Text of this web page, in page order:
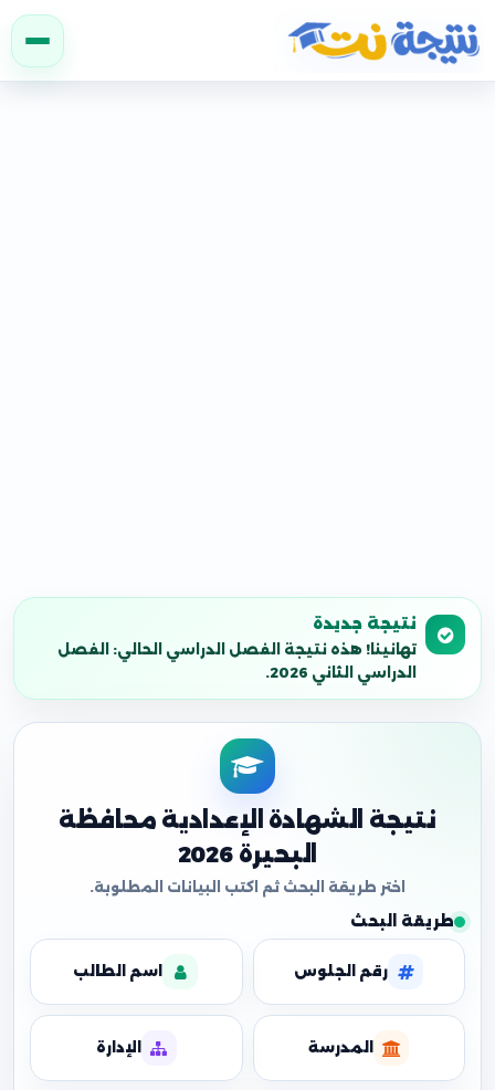
نتيجة نت
نتيجة جديدة
تهانينا! هذه نتيجة الفصل الدراسي الحالي: الفصل
الدراسي الثاني 2026.
نتيجة الشهادة الإعدادية محافظة
البحيرة 2026
طريقة البحث
رقم الجلوس اسم الطالب
المدرسة الإدارة